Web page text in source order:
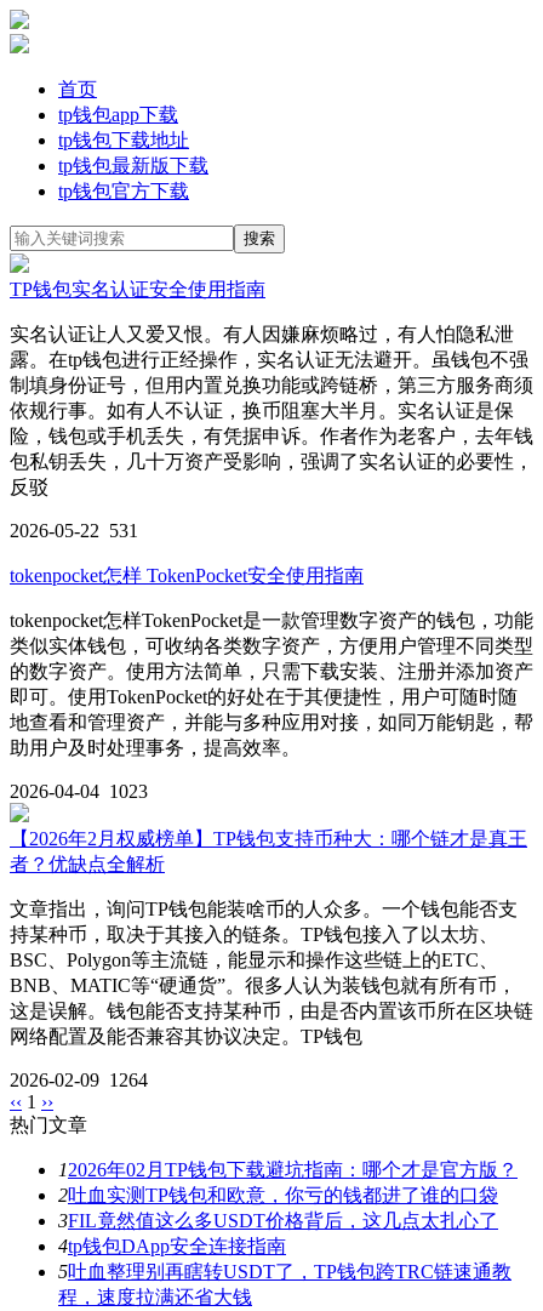
首页
tp钱包app下载
tp钱包下载地址
tp钱包最新版下载
tp钱包官方下载
TP钱包实名认证安全使用指南
实名认证让人又爱又恨。有人因嫌麻烦略过，有人怕隐私泄
露。在tp钱包进行正经操作，实名认证无法避开。虽钱包不强
制填身份证号，但用内置兑换功能或跨链桥，第三方服务商须
依规行事。如有人不认证，换币阻塞大半月。实名认证是保
险，钱包或手机丢失，有凭据申诉。作者作为老客户，去年钱
包私钥丢失，几十万资产受影响，强调了实名认证的必要性，
反驳
2026-05-22 531
tokenpocket怎样 TokenPocket安全使用指南
tokenpocket怎样TokenPocket是一款管理数字资产的钱包，功能
类似实体钱包，可收纳各类数字资产，方便用户管理不同类型
的数字资产。使用方法简单，只需下载安装、注册并添加资产
即可。使用TokenPocket的好处在于其便捷性，用户可随时随
地查看和管理资产，并能与多种应用对接，如同万能钥匙，帮
助用户及时处理事务，提高效率。
2026-04-04 1023
【2026年2月权威榜单】TP钱包支持币种大：哪个链才是真王
者？优缺点全解析
文章指出，询问TP钱包能装啥币的人众多。一个钱包能否支
持某种币，取决于其接入的链条。TP钱包接入了以太坊、
BSC、Polygon等主流链，能显示和操作这些链上的ETC、
BNB、MATIC等“硬通货”。很多人认为装钱包就有所有币，
这是误解。钱包能否支持某种币，由是否内置该币所在区块链
网络配置及能否兼容其协议决定。TP钱包
2026-02-09 1264
‹‹ 1 ››
热门文章
12026年02月TP钱包下载避坑指南：哪个才是官方版？
2吐血实测TP钱包和欧意，你亏的钱都进了谁的口袋
3FIL竟然值这么多USDT价格背后，这几点太扎心了
4tp钱包DApp安全连接指南
5吐血整理别再瞎转USDT了，TP钱包跨TRC链速通教
程，速度拉满还省大钱